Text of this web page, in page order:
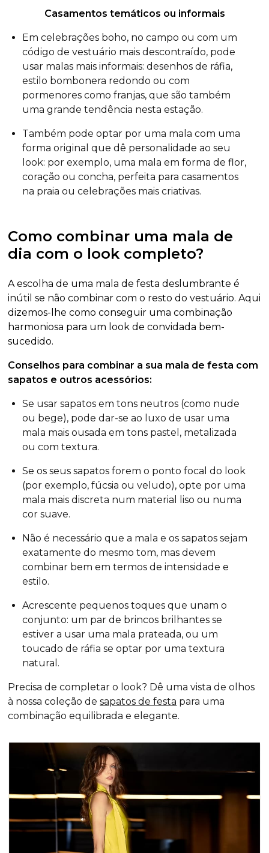
Casamentos temáticos ou informais
Em celebrações boho, no campo ou com um
código de vestuário mais descontraído, pode
usar malas mais informais: desenhos de ráfia,
estilo bombonera redondo ou com
pormenores como franjas, que são também
uma grande tendência nesta estação.
Também pode optar por uma mala com uma
forma original que dê personalidade ao seu
look: por exemplo, uma mala em forma de flor,
coração ou concha, perfeita para casamentos
na praia ou celebrações mais criativas.
Como combinar uma mala de
dia com o look completo?
A escolha de uma mala de festa deslumbrante é
inútil se não combinar com o resto do vestuário. Aqui
dizemos-lhe como conseguir uma combinação
harmoniosa para um look de convidada bem-
sucedido.
Conselhos para combinar a sua mala de festa com
sapatos e outros acessórios:
Se usar sapatos em tons neutros (como nude
ou bege), pode dar-se ao luxo de usar uma
mala mais ousada em tons pastel, metalizada
ou com textura.
Se os seus sapatos forem o ponto focal do look
(por exemplo, fúcsia ou veludo), opte por uma
mala mais discreta num material liso ou numa
cor suave.
Não é necessário que a mala e os sapatos sejam
exatamente do mesmo tom, mas devem
combinar bem em termos de intensidade e
estilo.
Acrescente pequenos toques que unam o
conjunto: um par de brincos brilhantes se
estiver a usar uma mala prateada, ou um
toucado de ráfia se optar por uma textura
natural.
Precisa de completar o look? Dê uma vista de olhos
à nossa coleção desapatos de festa para uma
combinação equilibrada e elegante.